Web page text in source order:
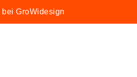
GroWidesign